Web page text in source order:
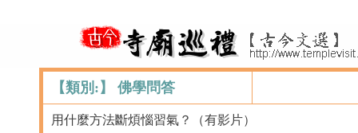
【類別:】 佛學問答
用什麼方法斷煩惱習氣？（有影片）